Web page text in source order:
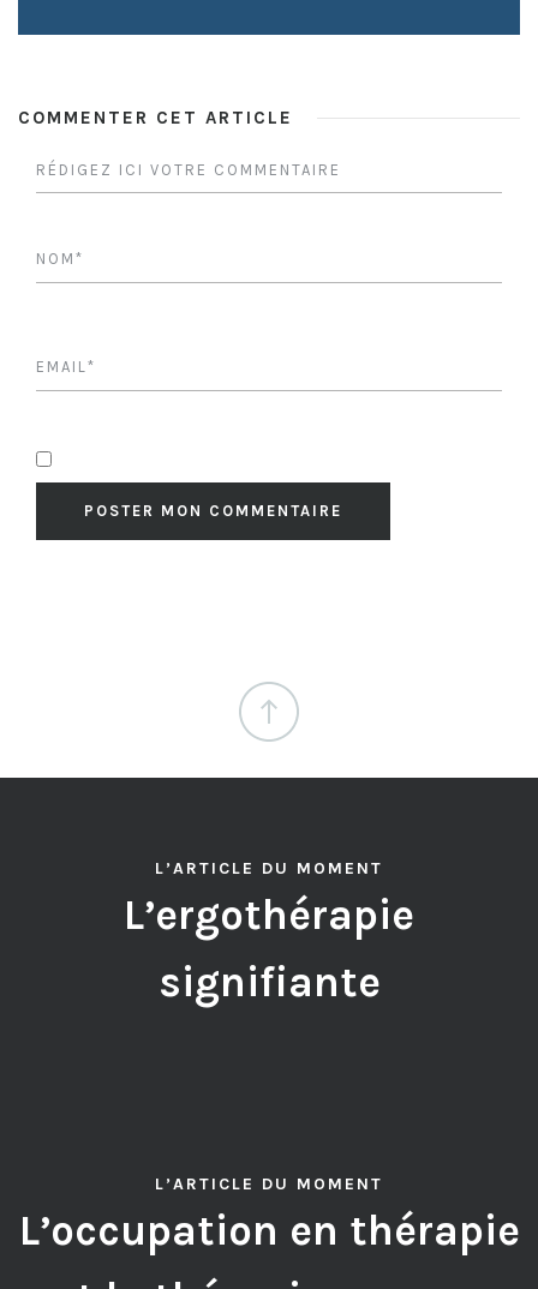
COMMENTER CET ARTICLE
L’ARTICLE DU MOMENT
L’ergothérapie
signifiante
L’ARTICLE DU MOMENT
L’occupation en thérapie